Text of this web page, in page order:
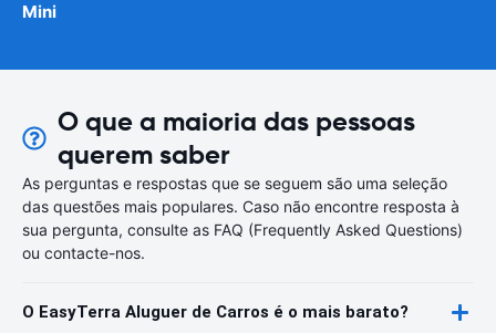
Mini
O que a maioria das pessoas
querem saber
As perguntas e respostas que se seguem são uma seleção
das questões mais populares. Caso não encontre resposta à
sua pergunta, consulte as FAQ (Frequently Asked Questions)
ou contacte-nos.
O EasyTerra Aluguer de Carros é o mais barato?